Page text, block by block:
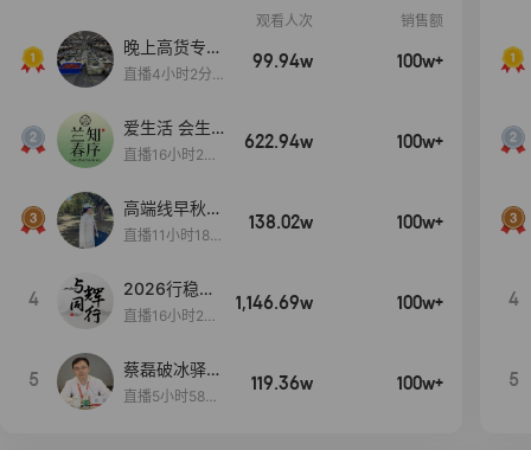
观看人次 销售额
晚上高货专场
大放漏
直播4小时2分5
99.94w 100w+
爱生活 会生
活
直播16小时24
622.94w 100w+
高端线早秋现
货首发
直播11小时18分
138.02w 100w+
4
2026行稳致
远
直播16小时20
1,146.69w 100w+
5
蔡磊破冰驿站
直播间好物分
直播5小时58分
119.36w 100w+
4
5